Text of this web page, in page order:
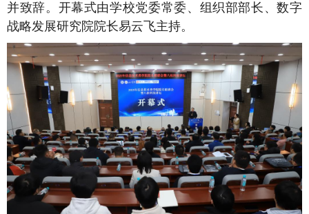
并致辞。开幕式由学校党委常委、组织部部长、数字
战略发展研究院院长易云飞主持。